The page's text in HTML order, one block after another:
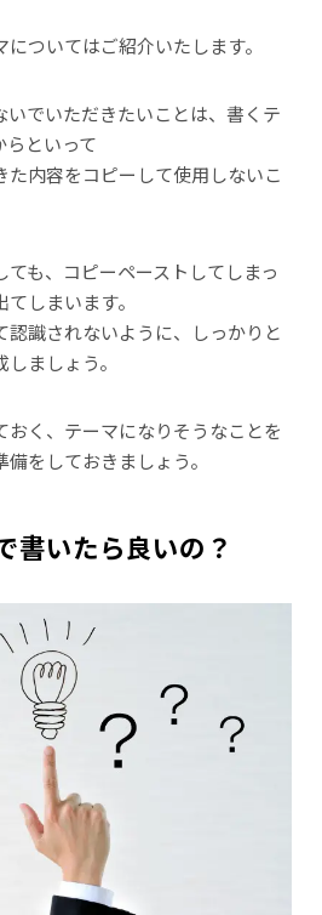
ついてはご紹介いたします。
いでいただきたいことは、書くテ
らといって
内容をコピーして使用しないこ
ても、コピーペーストしてしまっ
しまいます。
認識されないように、しっかりと
ましょう。
く、テーマになりそうなことを
をしておきましょう。
書いたら良いの？